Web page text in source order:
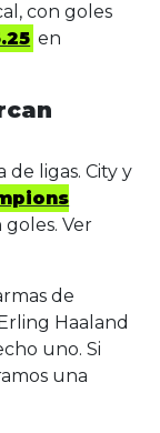
con goles
en
de ligas. City y
goles. Ver
de
Haaland
uno. Si
una